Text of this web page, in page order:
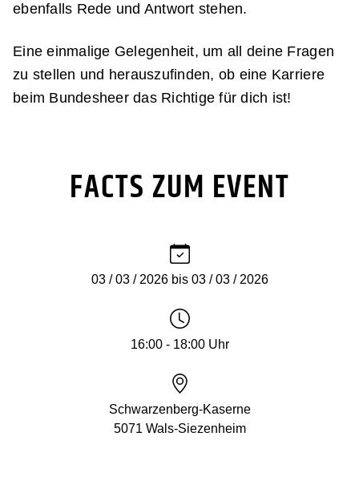
ebenfalls Rede und Antwort stehen.
Eine einmalige Gelegenheit, um all deine Fragen
zu stellen und herauszufinden, ob eine Karriere
beim Bundesheer das Richtige für dich ist!
FACTS ZUM EVENT
03 / 03 / 2026 bis 03 / 03 / 2026
16:00 - 18:00 Uhr
Schwarzenberg-Kaserne
5071 Wals-Siezenheim